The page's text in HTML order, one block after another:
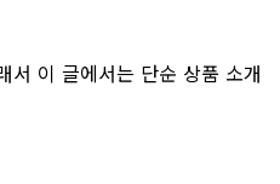
서 이 글에서는 단순 상품 소개